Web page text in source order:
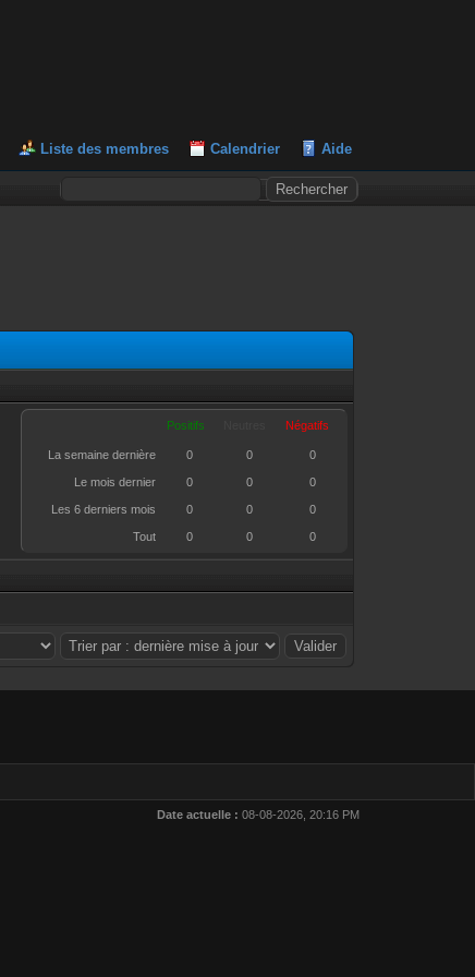
Liste des membres Calendrier Aide
Positifs Négatifs
La semaine dernière 0 0 0
Le mois dernier 0 0 0
Les 6 derniers mois 0 0 0
Tout 0 0 0
Date actuelle : 08-08-2026, 20:16 PM